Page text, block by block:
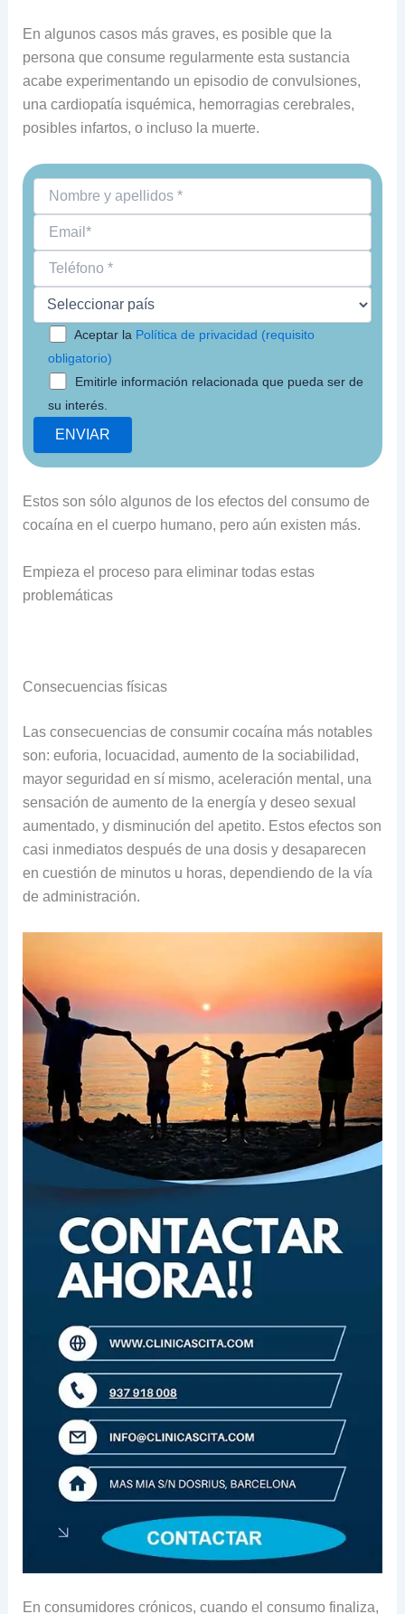
En algunos casos más graves, es posible que la
persona que consume regularmente esta sustancia
acabe experimentando un episodio de convulsiones,
una cardiopatía isquémica, hemorragias cerebrales,
posibles infartos, o incluso la muerte.
Aceptar la Política de privacidad (requisito
obligatorio)
Emitirle información relacionada que pueda ser de
su interés.
Estos son sólo algunos de los efectos del consumo de
cocaína en el cuerpo humano, pero aún existen más.
Empieza el proceso para eliminar todas estas
problemáticas
Consecuencias físicas
Las consecuencias de consumir cocaína más notables
son: euforia, locuacidad, aumento de la sociabilidad,
mayor seguridad en sí mismo, aceleración mental, una
sensación de aumento de la energía y deseo sexual
aumentado, y disminución del apetito. Estos efectos son
casi inmediatos después de una dosis y desaparecen
en cuestión de minutos u horas, dependiendo de la vía
de administración.
En consumidores crónicos, cuando el consumo finaliza,